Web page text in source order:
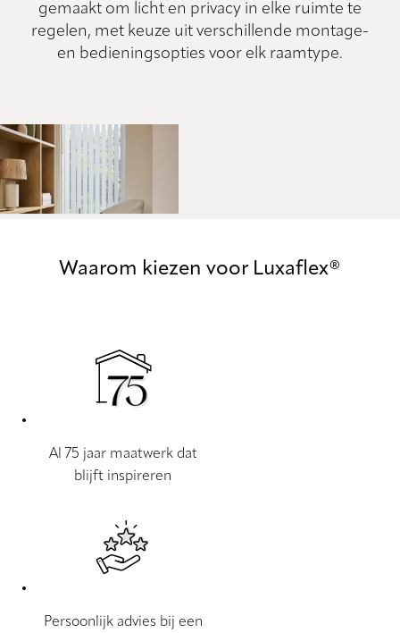
gemaakt om licht en privacy in elke ruimte te
regelen, met keuze uit verschillende montage-
en bedieningsopties voor elk raamtype.
Waarom kiezen voor Luxaflex®
Al 75 jaar maatwerk dat
blijft inspireren
Persoonlijk advies bij een